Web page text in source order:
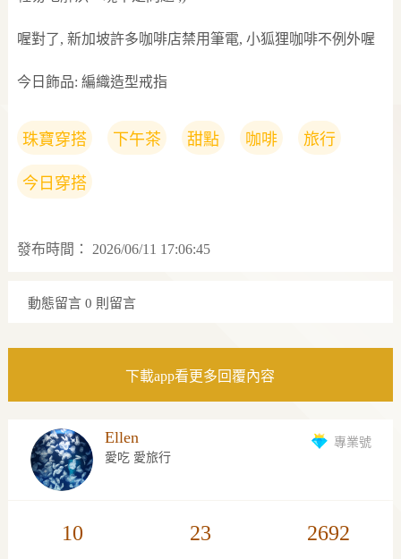
喔對了, 新加坡許多咖啡店禁用筆電, 小狐狸咖啡不例外喔
今日飾品: 編織造型戒指
珠寶穿搭 下午茶 甜點 咖啡 旅行
今日穿搭
發布時間： 2026/06/11 17:06:45
動態留言 0 則留言
下載app看更多回覆內容
Ellen
專業號
愛吃 愛旅行
10 23 2692